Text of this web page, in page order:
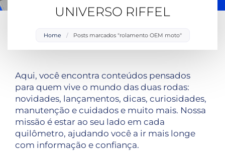
UNIVERSO RIFFEL
Home / Posts marcados "rolamento OEM moto"
Aqui, você encontra conteúdos pensados
para quem vive o mundo das duas rodas:
novidades, lançamentos, dicas, curiosidades,
manutenção e cuidados e muito mais. Nossa
missão é estar ao seu lado em cada
quilômetro, ajudando você a ir mais longe
com informação e confiança.